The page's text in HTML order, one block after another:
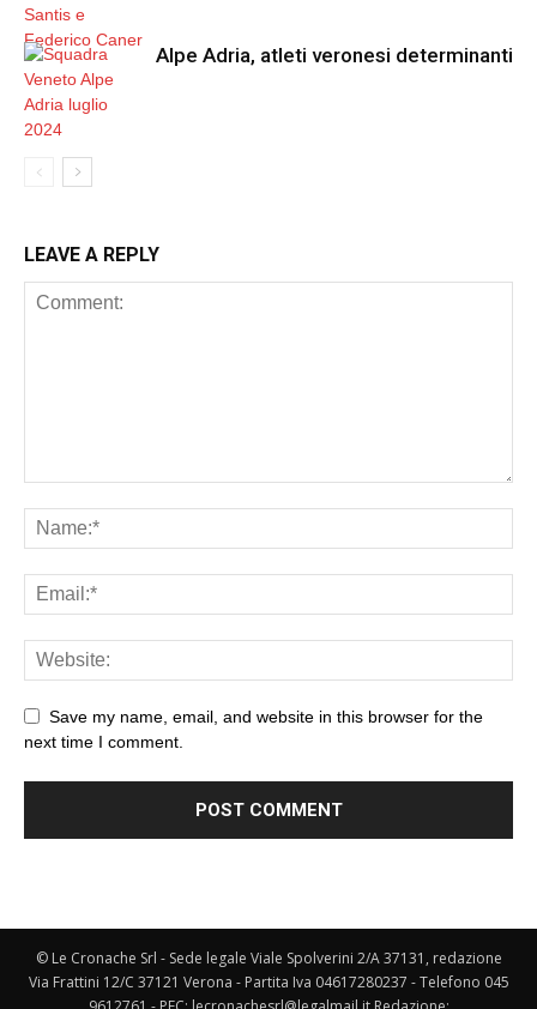
Alpe Adria, atleti veronesi determinanti
LEAVE A REPLY
Save my name, email, and website in this browser for the
next time I comment.
© Le Cronache Srl - Sede legale Viale Spolverini 2/A 37131, redazione
Via Frattini 12/C 37121 Verona - Partita Iva 04617280237 - Telefono 045